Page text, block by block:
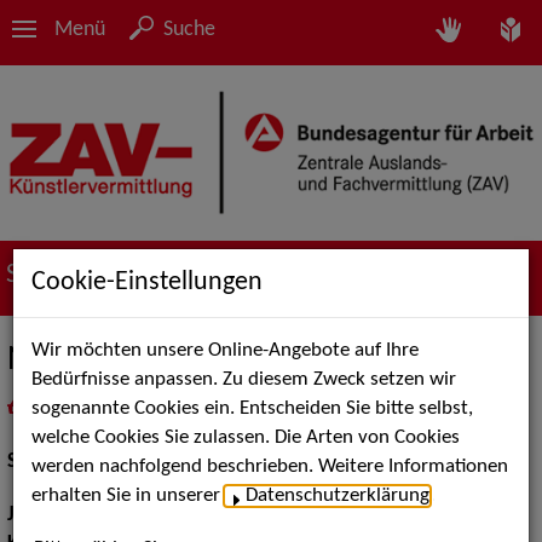
Menü Suche
Suche nach Künstler*innen
Nico Funken
als PDF speichern
inMeine Merklistelegen
Schauspiel:Bühne
Jahrgang:
Cookie-Einstellungen
Wir möchten unsere Online-Angebote auf Ihre
Bedürfnisse anpassen. Zu diesem Zweck setzen wir
sogenannte Cookies ein. Entscheiden Sie bitte selbst,
welche Cookies Sie zulassen. Die Arten von Cookies
werden nachfolgend beschrieben. Weitere Informationen
erhalten Sie in unserer
Datenschutzerklärung